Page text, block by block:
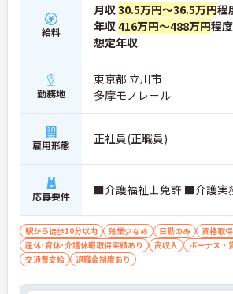
給料
月収30.5万円～36.5万円程
年収416万円～488万円程
想定年収
勤務地
東京都 立川市
多摩モノレール
雇用形態 正社員(正職員)
応募要件 ■介護福祉士免許 ■介護実
駅から徒歩10分以内 残業少なめ 日勤のみ 資格取
産休･育休･介護休暇取得実績あり
高収入 ボーナス・
交通費支給
退職金制度あり